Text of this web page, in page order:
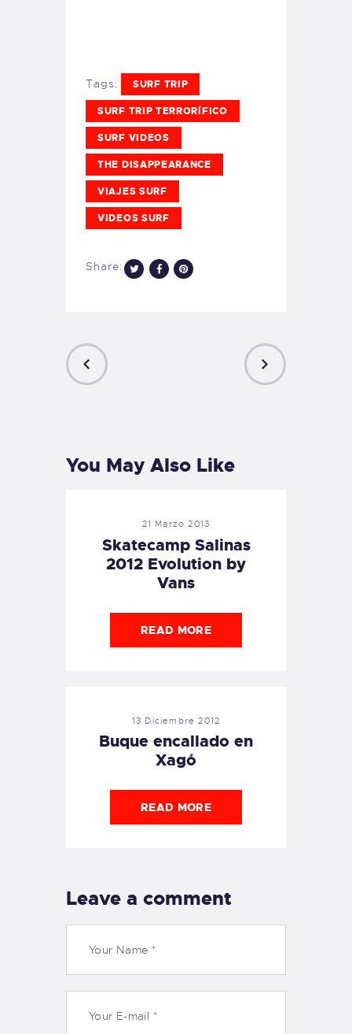
Tags: SURF TRIP
SURF TRIP TERRORÍFICO
SURF VIDEOS
THE DISAPPEARANCE
VIAJES SURF
VIDEOS SURF
Share:
You May Also Like
21 Marzo 2013
Skatecamp Salinas
2012 Evolution by
Vans
READ MORE
13 Diciembre 2012
Buque encallado en
Xagó
READ MORE
Leave a comment